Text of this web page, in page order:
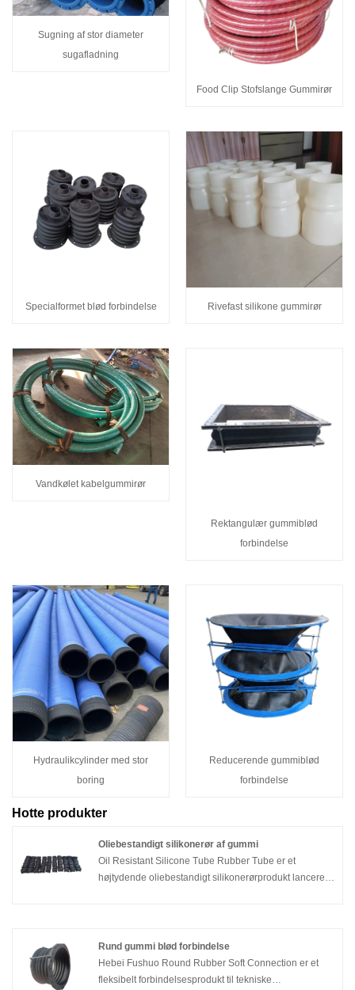
Sugning af stor diameter
sugafladning
Food Clip Stofslange Gummirør
Specialformet blød forbindelse Rivefast silikone gummirør
Vandkølet kabelgummirør
Rektangulær gummiblød
forbindelse
Hydraulikcylinder med stor
boring
Reducerende gummiblød
forbindelse
Hotte produkter
Oliebestandigt silikonerør af gummi
Oil Resistant Silicone Tube Rubber Tube er et
højtydende oliebestandigt silikonerørprodukt lanceret
stabile materialeformulering, stringente
fremstillingsproces og brede vifte af
anvendelseskompatibilitet, hvilket gør det muligt at
Rund gummi blød forbindelse
Hebei Fushuo Round Rubber Soft Connection er et
fleksibelt forbindelsesprodukt til tekniske